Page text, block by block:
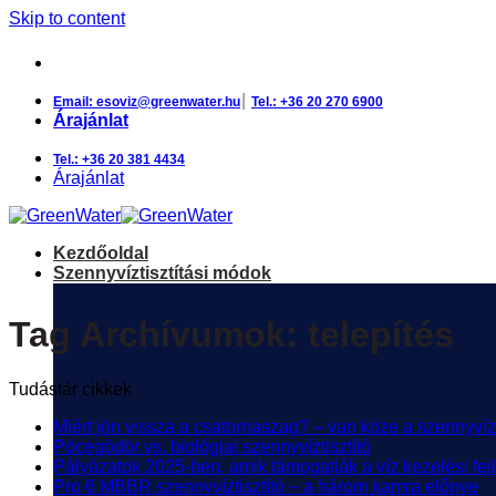
Skip to content
Email: esoviz@greenwater.hu Tel.: +36 20 270 6900
Árajánlat
Tel.: +36 20 381 4434
Árajánlat
Kezdőoldal
Szennyvíztisztítási módok
Tag Archívumok: telepítés
Tudástár cikkek
Miért jön vissza a csatornaszag? – van köze a
Pöcegödör vs. biológiai szennyvíztisztító
Pályázatok 2025-ben, amik támogatják a víz kezelési
Pro 6 MBBR szennyvíztisztító – a három kamra előnye